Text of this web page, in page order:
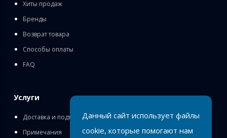
Хиты продаж
Бренды
Возврат товара
Способы оплаты
FAQ
Услуги
Доставка и подъём
Примечания
Данный сайт использует файлы
cookie, которые помогают нам